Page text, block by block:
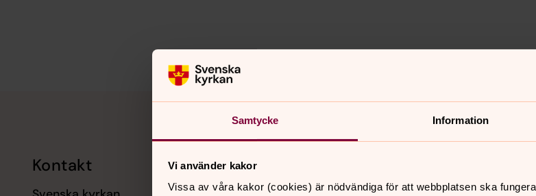
Samtycke Information
Vi använder kakor
Vissa av våra kakor (cookies) är nödvändiga för att webbplatsen ska
Kontakt Kalender